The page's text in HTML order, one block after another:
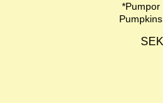
*Pumpor